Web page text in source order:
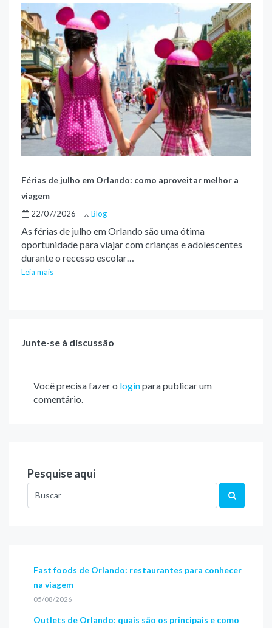
Férias de julho em Orlando: como aproveitar melhor a
viagem
22/07/2026 Blog
As férias de julho em Orlando são uma ótima
oportunidade para viajar com crianças e adolescentes
durante o recesso escolar…
Leia mais
Junte-se à discussão
Você precisa fazer o loginpara publicar um
comentário.
Pesquise aqui
Fast foods de Orlando: restaurantes para conhecer
na viagem
05/08/2026
Outlets de Orlando: quais são os principais e como